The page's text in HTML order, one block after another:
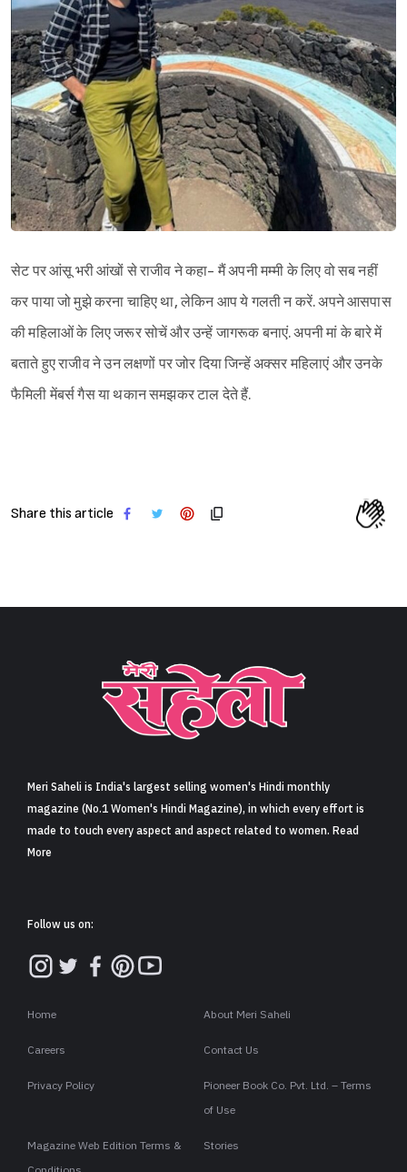
सेट पर आंसू भरी आंखों से राजीव ने कहा- मैं अपनी मम्मी के लिए वो सब नहीं
कर पाया जो मुझे करना चाहिए था, लेकिन आप ये गलती न करें. अपने आसपास
की महिलाओं के लिए जरूर सोचें और उन्हें जागरूक बनाएं. अपनी मां के बारे में
बताते हुए राजीव ने उन लक्षणों पर जोर दिया जिन्हें अक्सर महिलाएं और उनके
फैमिली मेंबर्स गैस या थकान समझकर टाल देते हैं.
Share this article
Meri Saheli is India's largest selling women's Hindi monthly
magazine (No.1 Women's Hindi Magazine), in which every effort is
made to touch every aspect and aspect related to women. Read
More
Follow us on:
Home About Meri Saheli
Careers Contact Us
Privacy Policy
Pioneer Book Co. Pvt. Ltd. – Terms
of Use
Magazine Web Edition Terms &
Stories